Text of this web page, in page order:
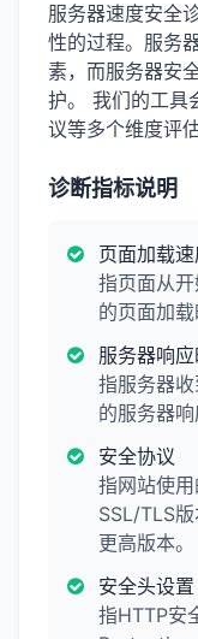
服务器速度安全
性的过程。服务
素，而服务器安
护。 我们的工具
议等多个维度评
诊断指标说明
页面加载
指页面从
的页面加载
服务器响应
指服务器
的服务器
安全协议
指网站使用
SSL/TLS
更高版本。
安全头设置
指HTTP安